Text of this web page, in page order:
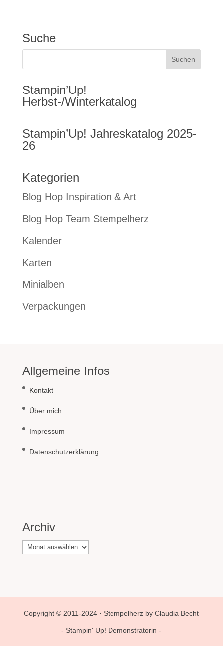
Suche
Stampin’Up!
Herbst-/Winterkatalog
Stampin’Up! Jahreskatalog 2025-
26
Kategorien
Blog Hop Inspiration & Art
Blog Hop Team Stempelherz
Kalender
Karten
Minialben
Verpackungen
Allgemeine Infos
Kontakt
Über mich
Impressum
Datenschutzerklärung
Archiv
Archiv
Copyright © 2011-2024 · Stempelherz by Claudia Becht
- Stampin' Up! Demonstratorin -